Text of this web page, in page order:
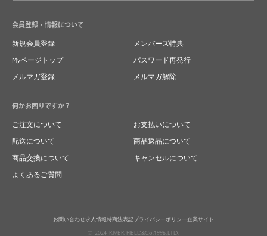
会員登録・情報について
新規会員登録
メンバーズ特典
Myページトップ
パスワード再発行
メルマガ登録
メルマガ解除
何かお困りですか？
ご注文について
お支払いについて
配送について
商品返品について
商品交換について
キャンセルについて
よくあるご質問
お問い合わせ求人情報特商法表記プライバシーポリシー企業サイト
© 2024 RIVER FIELD&Co.1996,LTD.